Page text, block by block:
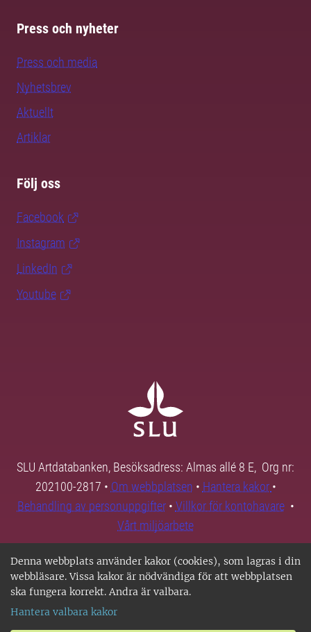
Denna webbplats använder kakor (cookies), som lagras i din
webbläsare. Vissa kakor är nödvändiga för att webbplatsen
ska fungera korrekt. Andra är valbara.
Hantera valbara kakor
Press och nyheter
Press och media
Nyhetsbrev
Aktuellt
Artiklar
Följ oss
Facebook
Instagram
LinkedIn
Youtube
SLU Artdatabanken, Besöksadress: Almas allé 8 E, Org nr:
202100-2817 • Om webbplatsen • Hantera kakor •
Behandling av personuppgifter• Villkor för kontohavare•
Vårt miljöarbete